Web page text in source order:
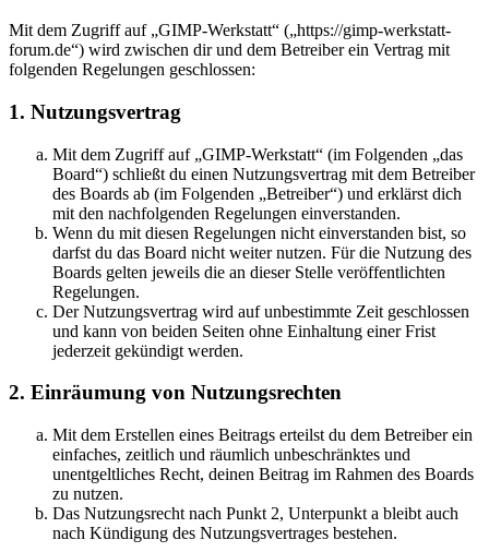
Mit dem Zugriff auf „GIMP-Werkstatt“ („https://gimp-werkstatt-
forum.de“) wird zwischen dir und dem Betreiber ein Vertrag mit
folgenden Regelungen geschlossen:
1. Nutzungsvertrag
Mit dem Zugriff auf „GIMP-Werkstatt“ (im Folgenden „das
Board“) schließt du einen Nutzungsvertrag mit dem Betreiber
des Boards ab (im Folgenden „Betreiber“) und erklärst dich
mit den nachfolgenden Regelungen einverstanden.
Wenn du mit diesen Regelungen nicht einverstanden bist, so
darfst du das Board nicht weiter nutzen. Für die Nutzung des
Boards gelten jeweils die an dieser Stelle veröffentlichten
Regelungen.
Der Nutzungsvertrag wird auf unbestimmte Zeit geschlossen
und kann von beiden Seiten ohne Einhaltung einer Frist
jederzeit gekündigt werden.
2. Einräumung von Nutzungsrechten
Mit dem Erstellen eines Beitrags erteilst du dem Betreiber ein
einfaches, zeitlich und räumlich unbeschränktes und
unentgeltliches Recht, deinen Beitrag im Rahmen des Boards
zu nutzen.
Das Nutzungsrecht nach Punkt 2, Unterpunkt a bleibt auch
nach Kündigung des Nutzungsvertrages bestehen.